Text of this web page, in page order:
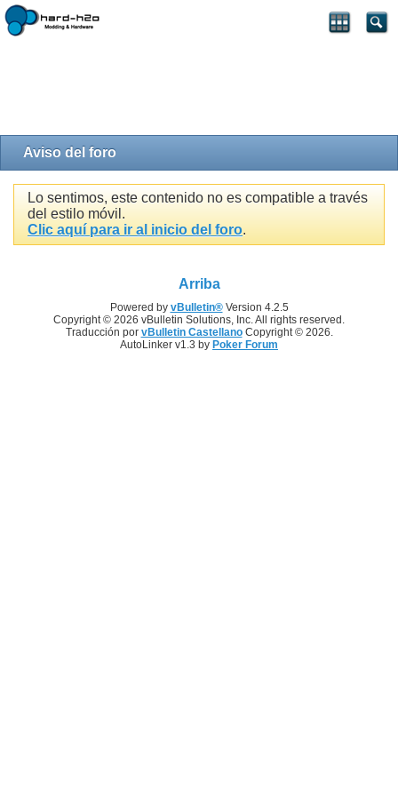
Aviso del foro
Lo sentimos, este contenido no es compatible a través
del estilo móvil.
Clic aquí para ir al inicio del foro.
Arriba
Powered by vBulletin®Version 4.2.5
Copyright © 2026 vBulletin Solutions, Inc. All rights reserved.
Traducción por vBulletin CastellanoCopyright © 2026.
AutoLinker v1.3 by Poker Forum